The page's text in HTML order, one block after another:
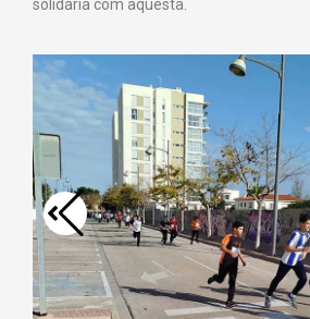
solidària com aquesta.